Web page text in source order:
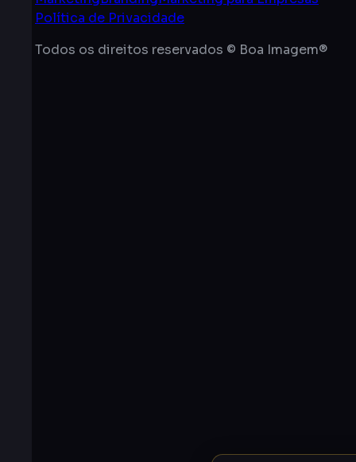
Política de Privacidade
Todos os direitos reservados © Boa Imagem®